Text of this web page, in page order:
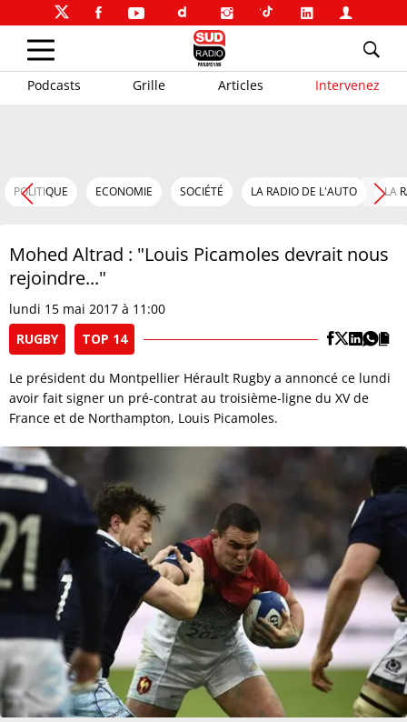
Podcasts Grille Articles Intervenez
POLITIQUE ECONOMIE SOCIÉTÉ LA RADIO DE L'AUTO LA
Mohed Altrad : "Louis Picamoles devrait nous
rejoindre..."
lundi 15 mai 2017 à 11:00
RUGBY
TOP 14
Le président du Montpellier Hérault Rugby a annoncé ce lundi
avoir fait signer un pré-contrat au troisième-ligne du XV de
France et de Northampton, Louis Picamoles.